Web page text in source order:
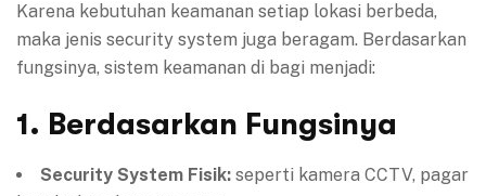
Karena kebutuhan keamanan setiap lokasi berbeda,
maka jenis security system juga beragam. Berdasarkan
fungsinya, sistem keamanan di bagi menjadi:
1. Berdasarkan Fungsinya
Security System Fisik: seperti kamera CCTV, pagar